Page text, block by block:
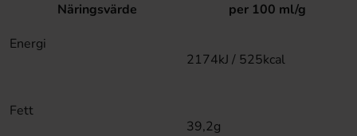
Näringsvärde
per 100 ml/g
Energi
2174kJ / 525kcal
Fett
39,2g